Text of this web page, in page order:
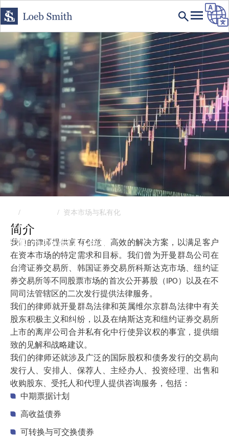
资本市场与私有化
EXPERTISE
资本市场与私有化
简介
我们的律师提供富有创意、高效的解决方案，以满足客户
在资本市场的特定需求和目标。我们曾为开曼群岛公司在
台湾证券交易所、韩国证券交易所科斯达克市场、纽约证
券交易所等不同股票市场的首次公开募股（IPO）以及在不
同司法管辖区的二次发行提供法律服务。
我们的律师就开曼群岛法律和英属维尔京群岛法律中有关
股东积极主义和纠纷，以及在纳斯达克和纽约证券交易所
上市的离岸公司合并私有化中行使异议权的事宜，提供细
致的见解和战略建议。
我们的律师还就涉及广泛的国际股权和债务发行的交易向
发行人、安排人、保荐人、主经办人、投资经理、出售和
收购股东、受托人和代理人提供咨询服务，包括：
中期票据计划
高收益债券
可转换与可交换债券